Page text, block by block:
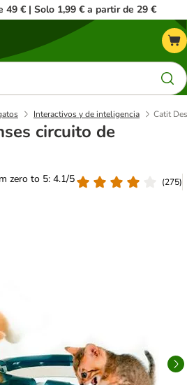
49 € | Solo 1,99 € a partir de 29 €
Interactivos y de inteligencia Catit
circuito de
zero to 5: 4.1/5
(275)